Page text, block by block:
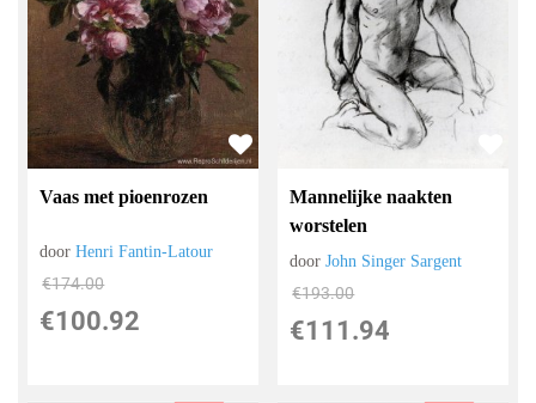
Vaas met pioenrozen
doorHenri Fantin-Latour
€174.00
€100.92
Mannelijke naakten
worstelen
doorJohn Singer Sargent
€193.00
€111.94